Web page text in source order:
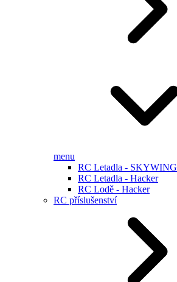
menu
RC Letadla - SKYWING
RC Letadla - Hacker
RC Lodě - Hacker
RC příslušenství